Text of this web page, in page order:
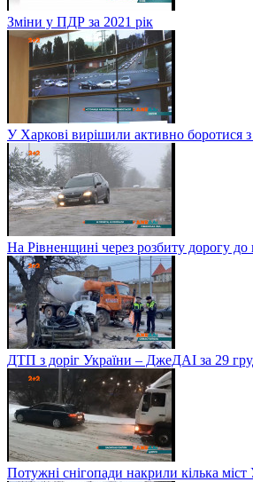
Зміни у ПДР за 2021 рік
У Харкові вирішили активно боротися з
На Рівненщині через розбиту дорогу
ДТП з доріг України – ДжеДАІ за 29
Потужні снігопади накрили кілька міст